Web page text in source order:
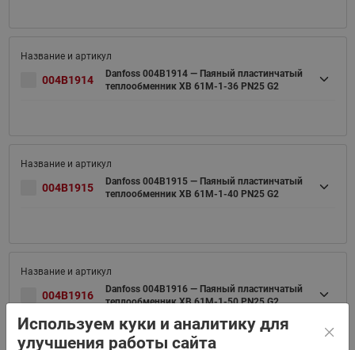
004B1914
Danfoss 004B1914 — Паяный пластинчатый
теплообменник XB 61M-1-36 PN25 G2
004B1915
Danfoss 004B1915 — Паяный пластинчатый
теплообменник XB 61M-1-40 PN25 G2
004B1916
Danfoss 004B1916 — Паяный пластинчатый
теплообменник XB 61M-1-50 PN25 G2
Используем куки и аналитику для
улучшения работы сайта